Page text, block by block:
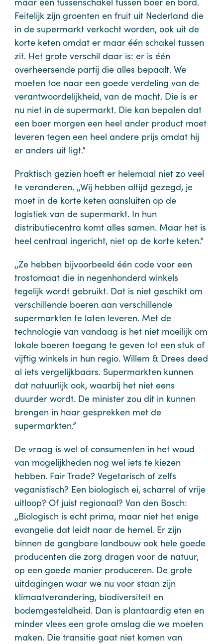
Feitelijk zijn groenten en fruit uit Nederland die
in de supermarkt verkocht worden, ook uit de
korte keten omdat er maar één schakel tussen
zit. Het grote verschil daar is: er is één
overheersende partij die alles bepaalt. We
moeten toe naar een goede verdeling van de
verantwoordelijkheid, van de macht. Die is er
nu niet in de supermarkt. Die kan bepalen dat
een boer morgen een heel ander product moet
leveren tegen een heel andere prijs omdat hij
er anders uit ligt.”
Praktisch gezien hoeft er helemaal niet zo veel
te veranderen. ,,Wij hebben altijd gezegd, je
moet in de korte keten aansluiten op de
logistiek van de supermarkt. In hun
distributiecentra komt alles samen. Maar het is
heel centraal ingericht, niet op de korte keten.”
,,Ze hebben bijvoorbeeld één code voor een
trostomaat die in negenhonderd winkels
tegelijk wordt gebruikt. Dat is niet geschikt om
verschillende boeren aan verschillende
supermarkten te laten leveren. Met de
technologie van vandaag is het niet moeilijk om
lokale boeren toegang te geven tot een stuk of
vijftig winkels in hun regio. Willem & Drees deed
al iets vergelijkbaars. Supermarkten kunnen
dat natuurlijk ook, waarbij het niet eens
duurder wordt. De minister zou dit in kunnen
brengen in haar gesprekken met de
supermarkten.”
De vraag is wel of consumenten in het woud
van mogelijkheden nog wel iets te kiezen
hebben. Fair Trade? Vegetarisch of zelfs
veganistisch? Een biologisch ei, scharrel of vrije
uitloop? Of juist regionaal? Van den Bosch:
,,Biologisch is echt prima, maar niet het enige
evangelie dat leidt naar de hemel. Er zijn
binnen de gangbare landbouw ook hele goede
producenten die zorg dragen voor de natuur,
op een goede manier produceren. De grote
uitdagingen waar we nu voor staan zijn
klimaatverandering, biodiversiteit en
bodemgesteldheid. Dan is plantaardig eten en
minder vlees een grote omslag die we moeten
maken. Die transitie gaat niet komen van